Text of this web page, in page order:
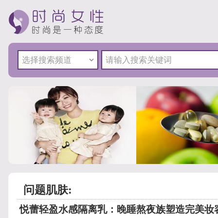
问题肌肤:
悦蕾轻盈水感隔离乳：晚睡熬夜族塑造完美妆